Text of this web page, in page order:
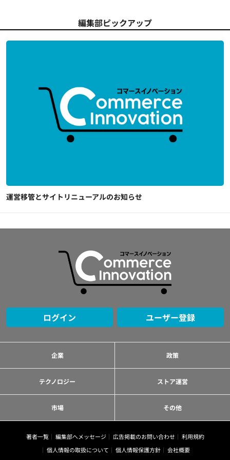
編集部ピックアップ
運営移管とサイトリニューアルのお知らせ
ログイン ユーザー登録
企業 政策
テクノロジー ストア運営
市場 その他
著者一覧 編集部へメッセージ 広告掲載のお問い合わせ
利用規約
個人情報の取扱について
個人情報保護方針
会社概要